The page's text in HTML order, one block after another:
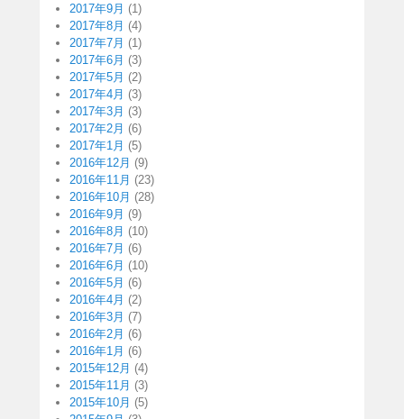
2017年9月 (1)
2017年8月 (4)
2017年7月 (1)
2017年6月 (3)
2017年5月 (2)
2017年4月 (3)
2017年3月 (3)
2017年2月 (6)
2017年1月 (5)
2016年12月 (9)
2016年11月 (23)
2016年10月 (28)
2016年9月 (9)
2016年8月 (10)
2016年7月 (6)
2016年6月 (10)
2016年5月 (6)
2016年4月 (2)
2016年3月 (7)
2016年2月 (6)
2016年1月 (6)
2015年12月 (4)
2015年11月 (3)
2015年10月 (5)